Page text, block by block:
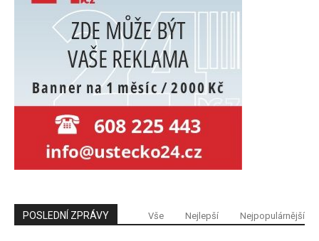
POSLEDNÍ ZPRÁVY Vše Nejlepší Nejpopulárnější